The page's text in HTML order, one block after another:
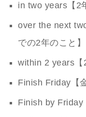
in two years【2
over the next
での2年のこと】
within 2 years【
Finish Friday【
Finish by Friday